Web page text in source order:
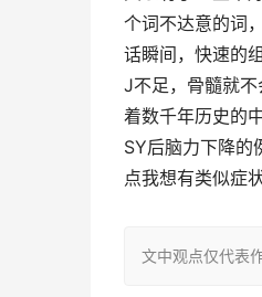
个词不达意的词
话瞬间，快速的
J不足，骨髓就
着数千年历史的
SY后脑力下降的
点我想有类似症
文中观点仅代表